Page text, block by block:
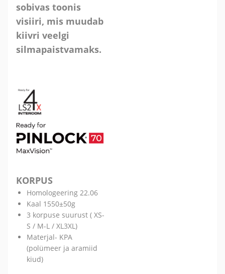
sobivas toonis
visiiri, mis muudab
kiivri veelgi
silmapaistvamaks.
KORPUS
Homologeering 22.06
Kaal 1550±50g
3 korpuse suurust ( XS-
S / M-L / XL3XL)
Materjal- KPA
(polümeer ja aramiid
kiud)